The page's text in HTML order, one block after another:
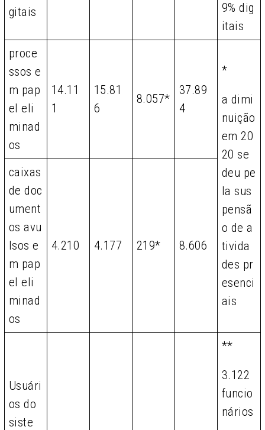
9% dig
itais
gitais
proce
ssos e
m pap
el eli
minad
os
14.11
1
15.81
6
8.057*
37.89
4
*
a dimi
nuição
em 20
20 se
deu pe
la sus
pensã
o de a
tivida
des pr
esenci
ais
caixas
de doc
ument
os avu
lsos e
m pap
el eli
minad
os
4.210 4.177 219* 8.606
Usuári
os do
siste
**
3.122
funcio
nários